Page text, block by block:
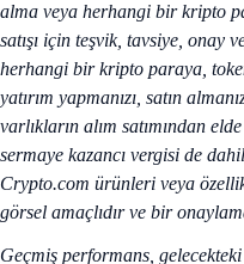
alma veya herhangi bir kripto
satışı için teşvik, tavsiye, onay
herhangi bir kripto paraya,
yatırım yapmanızı, satın
varlıkların alım satımından
sermaye kazancı vergisi de
Crypto.com ürünleri veya
görsel amaçlıdır ve bir
Geçmiş performans,